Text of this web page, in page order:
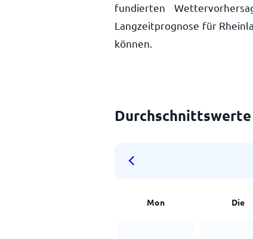
fundierten
Langzeitprognose für
können.
Mon Die